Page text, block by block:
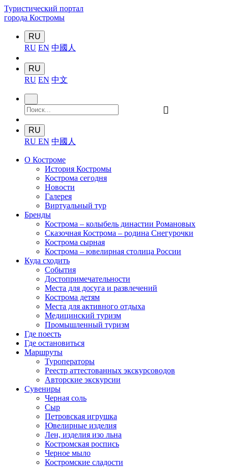
Туристический портал
города Костромы
RU
RU EN 中國人
RU
RU EN 中文
󰍉
RU
RU EN 中國人
О Костроме
История Костромы
Кострома сегодня
Новости
Галерея
Виртуальный тур
Бренды
Кострома – колыбель династии Романовых
Сказочная Кострома – родина Снегурочки
Кострома сырная
Кострома – ювелирная столица России
Куда сходить
События
Достопримечательности
Места для досуга и развлечений
Кострома детям
Места для активного отдыха
Медицинский туризм
Промышленный туризм
Где поесть
Где остановиться
Маршруты
Туроператоры
Реестр аттестованных экскурсоводов
Авторские экскурсии
Сувениры
Черная соль
Сыр
Петровская игрушка
Ювелирные изделия
Лен, изделия изо льна
Костромская роспись
Черное мыло
Костромские сладости